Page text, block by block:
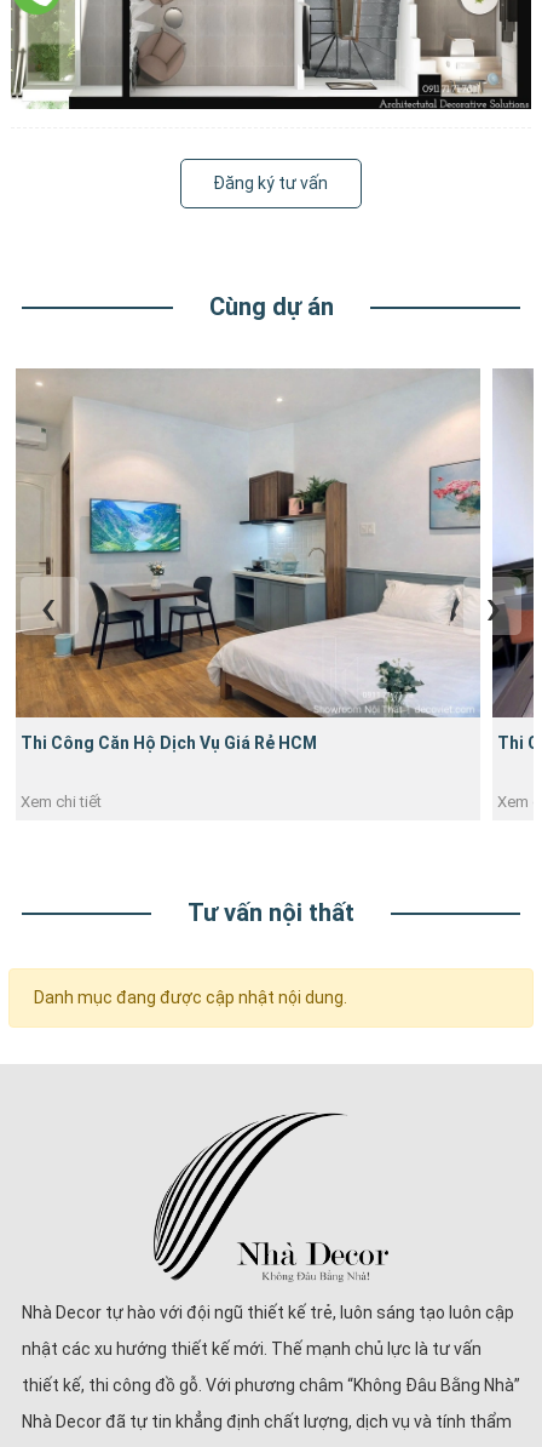
Đăng ký tư vấn
Cùng dự án
Thi Công Căn Hộ Dịch Vụ Giá Rẻ HCM
Xem chi tiết
Thi
Xem
Tư vấn nội thất
Danh mục đang được cập nhật nội dung.
Nhà Decor tự hào với đội ngũ thiết kế trẻ, luôn sáng tạo luôn cập
nhật các xu hướng thiết kế mới. Thế mạnh chủ lực là tư vấn
thiết kế, thi công đồ gỗ. Với phương châm “Không Đâu Bằng Nhà”
Nhà Decor đã tự tin khẳng định chất lượng, dịch vụ và tính thẩm